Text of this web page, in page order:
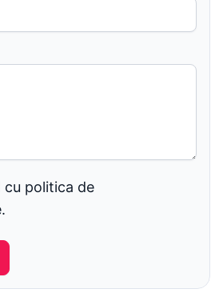
cu politica de